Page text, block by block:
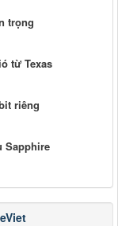
trọng
từ Texas
riêng
Sapphire